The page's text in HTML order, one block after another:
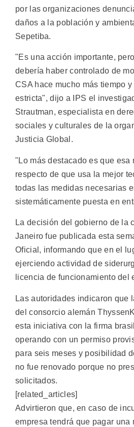
por las organizaciones
daños a la población y
Sepetiba.
"Es una acción importante,
debería haber controlado de
CSA hace mucho más tiempo
estricta", dijo a IPS el
Strautman, especialista en
sociales y culturales de la
Justicia Global.
"Lo más destacado es que esa
respecto de que usa la mejor
todas las medidas necesarias
sistemáticamente puesta en
La decisión del gobierno de la
Janeiro fue publicada esta
Oficial, informando que en el
ejerciendo actividad de
licencia de funcionamiento del
Las autoridades indicaron que
del consorcio alemán
esta iniciativa con la firma
operando con un permiso
para seis meses y posibilidad
no fue renovado porque no
solicitados.
[related_articles]
Advirtieron que, en caso de
empresa tendrá que pagar una